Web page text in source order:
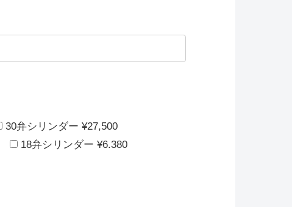
30弁シリンダー ¥27,500
18弁シリンダー ¥6.380